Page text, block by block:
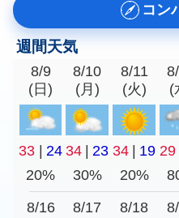
コン
週間天気
8/9
(日)
8/10
(月)
8/11
(火)
(
33 24 34 23 34 19 29
20%
30% 20%
8/16
8/17
8/18